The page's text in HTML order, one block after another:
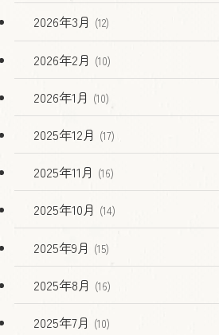
2026年3月 (12)
2026年2月 (10)
2026年1月 (10)
2025年12月 (17)
2025年11月 (16)
2025年10月 (14)
2025年9月 (15)
2025年8月 (16)
2025年7月 (10)